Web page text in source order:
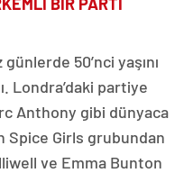
50’nci yaşını
Londra’daki partiye
Anthony gibi dünyaca
Spice Girls grubundan
ve Emma Bunton